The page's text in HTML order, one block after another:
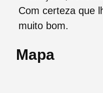
Com certeza que
muito bom.
Mapa